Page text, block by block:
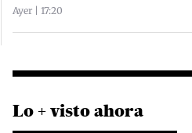
Ayer | 17:20
Lo + visto ahora